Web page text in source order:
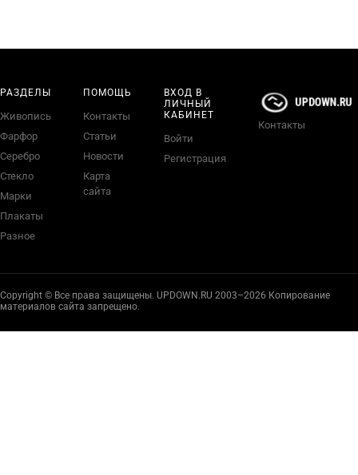
РАЗДЕЛЫ
Живопись
Фарфор
Серебро
Стекло
Марки
Плакаты
Разное
ПОМОЩЬ
Контакты
Статьи
Новости
Карта
сайта
ВХОД В
ЛИЧНЫЙ
КАБИНЕТ
Войти
Регистрация
Контакты
Copyright © Все права защищены. UPDOWN.RU 2003–2026 Копирование
материалов сайта запрещено.